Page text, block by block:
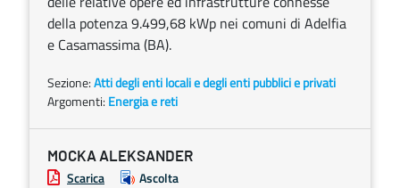
della potenza 9.499,68 kWp nei comuni di Adelfia
e Casamassima (BA).
Sezione:Atti degli enti locali e degli enti pubblici e privati
Argomenti: Energia e reti
MOCKA ALEKSANDER
Scarica Ascolta